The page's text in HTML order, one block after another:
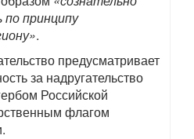
по принципу
.
предусматривает
за надругательство
Российской
флагом